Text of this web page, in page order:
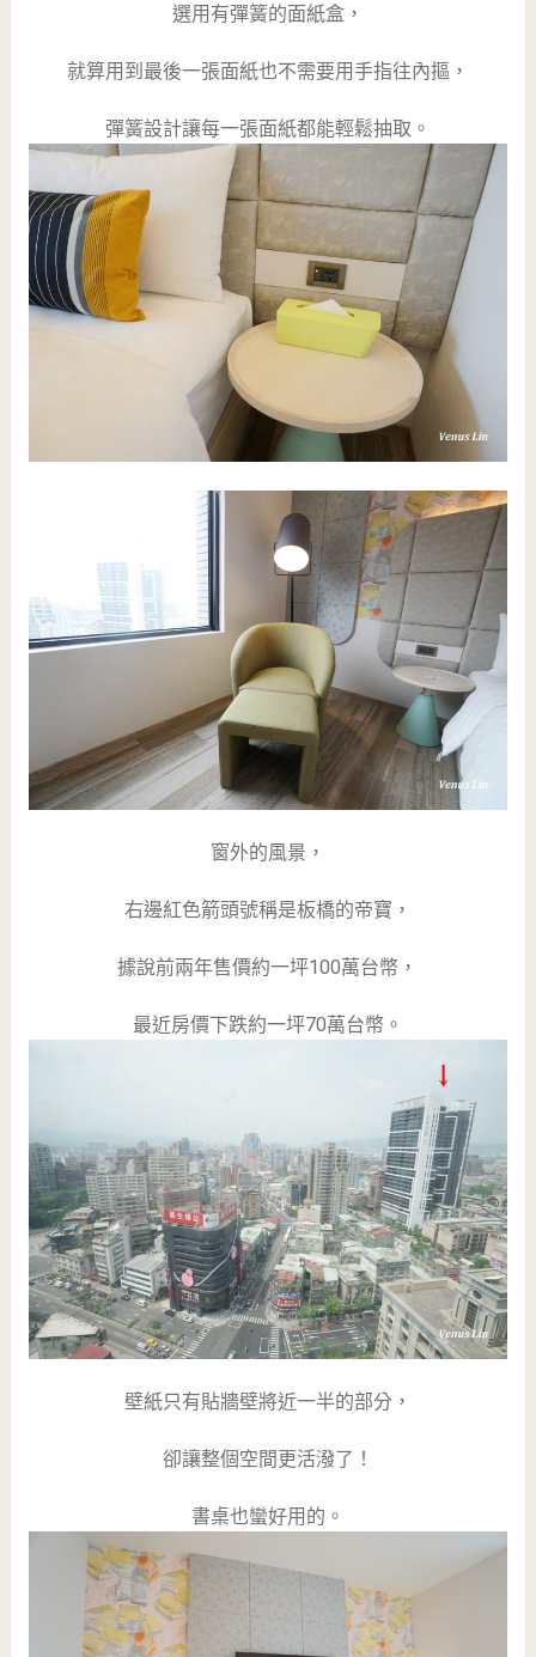
選用有彈簧的面紙盒，
就算用到最後一張面紙也不需要用手指往內摳，
彈簧設計讓每一張面紙都能輕鬆抽取。
窗外的風景，
右邊紅色箭頭號稱是板橋的帝寶，
據說前兩年售價約一坪100萬台幣，
最近房價下跌約一坪70萬台幣。
壁紙只有貼牆壁將近一半的部分，
卻讓整個空間更活潑了！
書桌也蠻好用的。